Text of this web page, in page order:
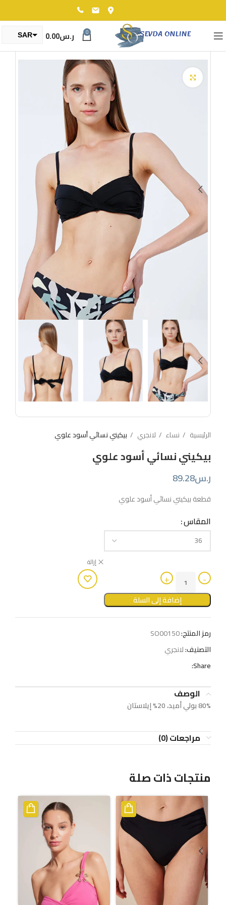
0 ر.س0.00
SAR
TRY
الرئيسية نساء لانجري بيكيني نسائي أسود علوي
بيكيني نسائي أسود علوي
ر.س89.28
قطعة بيكيني نسائي أسود علوي
المقاس
إزالة
إضافة إلى السلة
رمز المنتج:SO00150
التصنيف:لانجري
Share:
الوصف
80% بولي أميد، 20% إيلاستان
مراجعات (0)
منتجات ذات صلة